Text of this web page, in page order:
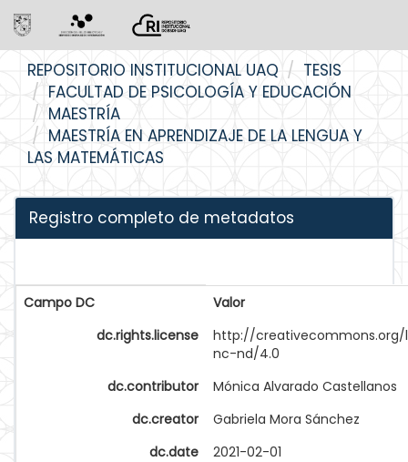
navigation
REPOSITORIO INSTITUCIONAL UAQ
TESIS
FACULTAD DE PSICOLOGÍA Y EDUCACIÓN
MAESTRÍA
MAESTRÍA EN APRENDIZAJE DE LA LENGUA Y
LAS MATEMÁTICAS
Registro completo de metadatos
Campo DC
Valor
dc.rights.license
http://
nc-nd/4.0
dc.contributor
Mónica Alvarado Castellanos
dc.creator
Gabriela Mora Sánchez
dc.date
2021-02-01